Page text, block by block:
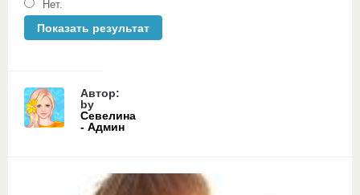
Нет.
Автор:
by
Севелина
- Админ